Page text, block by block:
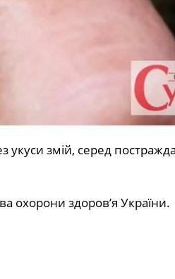
укуси змій, серед
охорони здоров’я України.